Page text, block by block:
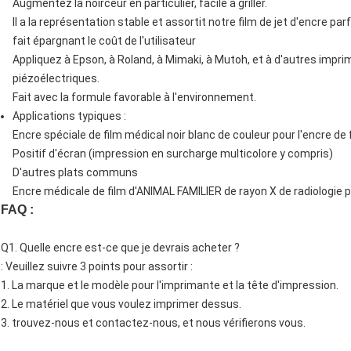
Augmentez la noirceur en particulier, facile à griller.
Il a la représentation stable et assortit notre film de jet d'encre
fait épargnant le coût de l'utilisateur
Appliquez à Epson, à Roland, à Mimaki, à Mutoh, et à d'autres
piézoélectriques.
Fait avec la formule favorable à l'environnement.
Applications typiques :
Encre spéciale de film médical noir blanc de couleur pour l'encre
Positif d'écran (impression en surcharge multicolore y compris)
D'autres plats communs
Encre médicale de film d'ANIMAL FAMILIER de rayon X de
FAQ :
Q1. Quelle encre est-ce que je devrais acheter ?
: Veuillez suivre 3 points pour assortir :
1. La marque et le modèle pour l'imprimante et la tête d'impression.
2. Le matériel que vous voulez imprimer dessus.
3. trouvez-nous et contactez-nous, et nous vérifierons vous.